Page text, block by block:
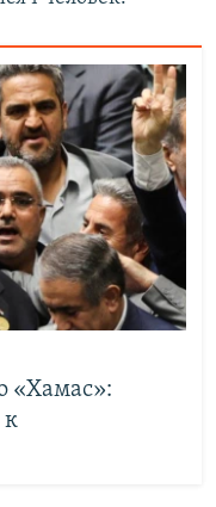
«Хамас»:
к